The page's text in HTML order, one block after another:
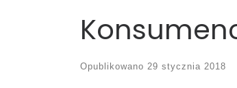
Opublikowano 29 stycznia 2018